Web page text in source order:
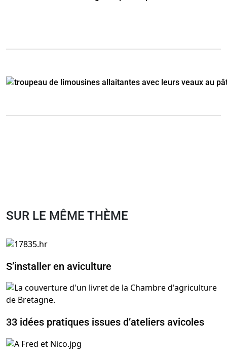
SUR LE MÊME THÈME
S’installer en aviculture
33 idées pratiques issues d’ateliers avicoles